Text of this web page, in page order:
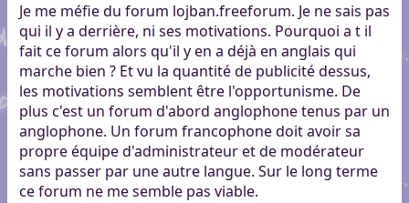
Je me méfie du forum lojban.freeforum. Je ne sais pas
qui il y a derrière, ni ses motivations. Pourquoi a t il
fait ce forum alors qu'il y en a déjà en anglais qui
marche bien ? Et vu la quantité de publicité dessus,
les motivations semblent être l'opportunisme. De
plus c'est un forum d'abord anglophone tenus par un
anglophone. Un forum francophone doit avoir sa
propre équipe d'administrateur et de modérateur
sans passer par une autre langue. Sur le long terme
ce forum ne me semble pas viable.